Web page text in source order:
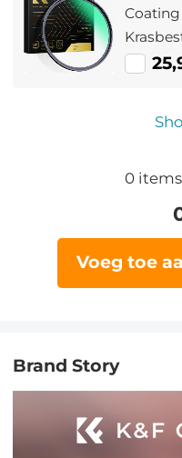
0items
Voeg toe
Brand Story